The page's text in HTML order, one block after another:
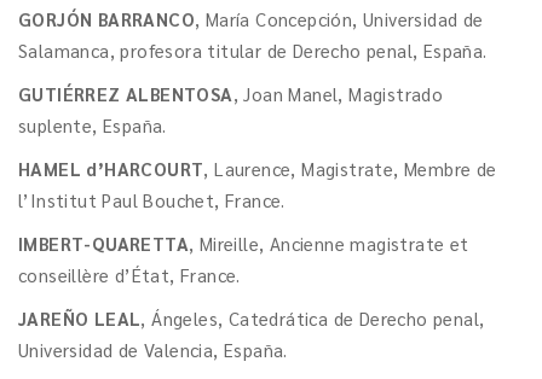
GORJÓN BARRANCO, María Concepción, Universidad de
Salamanca, profesora titular de Derecho penal, España.
GUTIÉRREZ ALBENTOSA, Joan Manel, Magistrado
suplente, España.
HAMEL d’HARCOURT, Laurence, Magistrate, Membre de
l’Institut Paul Bouchet, France.
IMBERT-QUARETTA, Mireille, Ancienne magistrate et
conseillère d’État, France.
JAREÑO LEAL, Ángeles, Catedrática de Derecho penal,
Universidad de Valencia, España.